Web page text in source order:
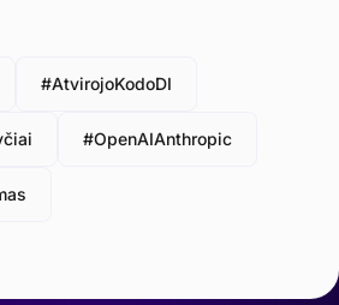
#AtvirojoKodoDI
#OpenAIAnthropic